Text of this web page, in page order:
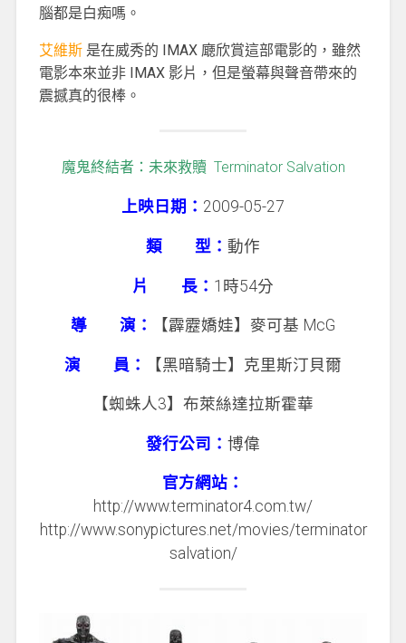
腦都是白痴嗎。
艾維斯是在威秀的 IMAX 廰欣賞這部電影的，雖然
電影本來並非 IMAX 影片，但是螢幕與聲音帶來的
震撼真的很棒。
魔鬼終結者：未來救贖 Terminator Salvation
上映日期： 2009-05-27
類 型： 動作
片 長： 1時54分
導 演： 【霹靂嬌娃】麥可基 McG
演 員： 【黑暗騎士】克里斯汀貝爾
【蜘蛛人3】布萊絲達拉斯霍華
發行公司： 博偉
官方網站：
http://www.terminator4.com.tw/
http://www.sonypictures.net/movies/terminator
salvation/